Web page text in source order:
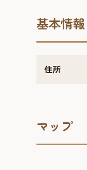
基本情報
住所
マップ